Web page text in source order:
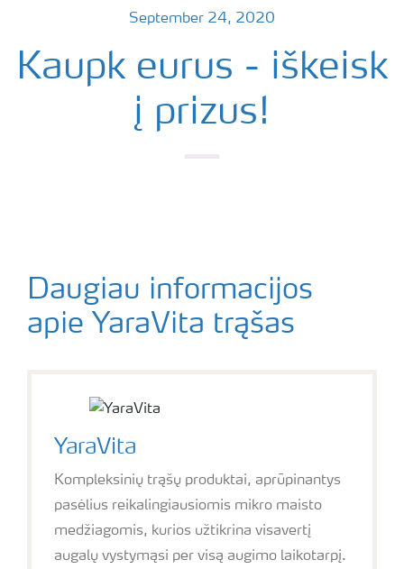
September 24, 2020
Kaupk eurus - iškeisk
į prizus!
Daugiau informacijos
apie YaraVita trąšas
YaraVita
Kompleksinių trąšų produktai, aprūpinantys
pasėlius reikalingiausiomis mikro maisto
medžiagomis, kurios užtikrina visavertį
augalų vystymąsi per visą augimo laikotarpį.